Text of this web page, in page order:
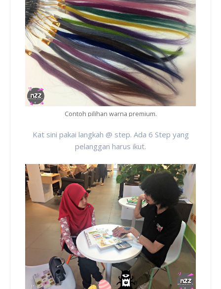
Contoh pilihan warna premium.
Kat sini pakai langkah @ step. Ada 6 Step yang
pelanggan harus ikut.